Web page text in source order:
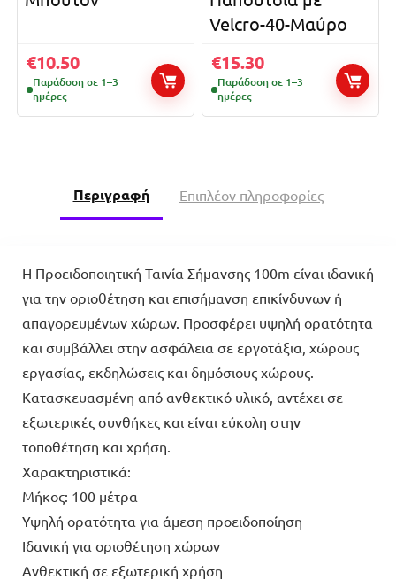
€10.50
Παράδοση σε 1–3
ημέρες
Velcro-40-Μαύρο
€15.30
Παράδοση σε 1–3
ημέρες
Περιγραφή Επιπλέον πληροφορίες
Η Προειδοποιητική Ταινία Σήμανσης 100m είναι ιδανική
για την οριοθέτηση και επισήμανση επικίνδυνων ή
απαγορευμένων χώρων. Προσφέρει υψηλή ορατότητα
και συμβάλλει στην ασφάλεια σε εργοτάξια, χώρους
εργασίας, εκδηλώσεις και δημόσιους χώρους.
Κατασκευασμένη από ανθεκτικό υλικό, αντέχει σε
εξωτερικές συνθήκες και είναι εύκολη στην
τοποθέτηση και χρήση.
Χαρακτηριστικά:
Μήκος: 100 μέτρα
Υψηλή ορατότητα για άμεση προειδοποίηση
Ιδανική για οριοθέτηση χώρων
Ανθεκτική σε εξωτερική χρήση